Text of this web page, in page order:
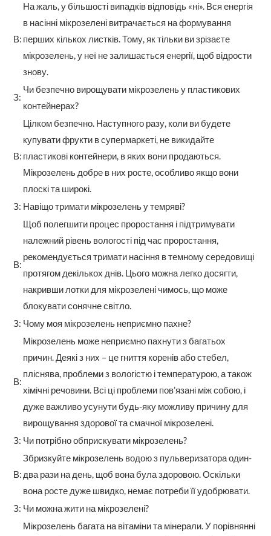
В:
На жаль, у більшості випадків відповідь «ні». Вся енергія
в насінні мікрозелені витрачається на формування
перших кількох листків. Тому, як тільки ви зрізаєте
мікрозелень, у неї не залишається енергії, щоб відрости
знову.
З:
Чи безпечно вирощувати мікрозелень у пластикових
контейнерах?
В:
Цілком безпечно. Наступного разу, коли ви будете
купувати фрукти в супермаркеті, не викидайте
пластикові контейнери, в яких вони продаються.
Мікрозелень добре в них росте, особливо якщо вони
плоскі та широкі.
З: Навіщо тримати мікрозелень у темряві?
В:
Щоб полегшити процес проростання і підтримувати
належний рівень вологості під час проростання,
рекомендується тримати насіння в темному середовищі
протягом декількох днів. Цього можна легко досягти,
накривши лотки для мікрозелені чимось, що може
блокувати сонячне світло.
З: Чому моя мікрозелень неприємно пахне?
В:
Мікрозелень може неприємно пахнути з багатьох
причин. Деякі з них – це гниття коренів або стебел,
пліснява, проблеми з вологістю і температурою, а також
хімічні речовини. Всі ці проблеми пов’язані між собою, і
дуже важливо усунути будь-яку можливу причину для
вирощування здорової та смачної мікрозелені.
З: Чи потрібно обприскувати мікрозелень?
В:
Збризкуйте мікрозелень водою з пульверизатора один-
два рази на день, щоб вона була здоровою. Оскільки
вона росте дуже швидко, немає потреби її удобрювати.
З: Чи можна жити на мікрозелені?
Мікрозелень багата на вітаміни та мінерали. У порівнянні